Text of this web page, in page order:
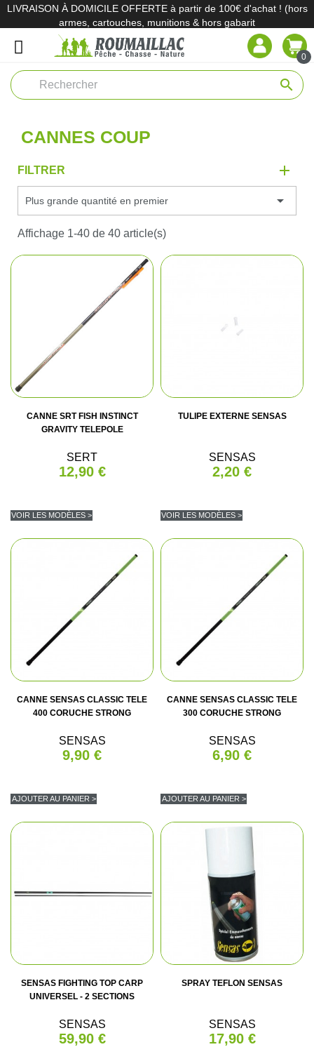
LIVRAISON À DOMICILE OFFERTE à partir de 100€ d'achat ! (hors
armes, cartouches, munitions & hors gabarit
0
search
CANNES COUP
FILTRER
Plus grande quantité en premier 
Affichage 1-40 de 40 article(s)
CANNE SRT FISH INSTINCT
GRAVITY TELEPOLE
SERT
12,90 €
VOIR LES MODÈLES >
TULIPE EXTERNE SENSAS
SENSAS
2,20 €
VOIR LES MODÈLES >
CANNE SENSAS CLASSIC TELE
400 CORUCHE STRONG
SENSAS
9,90 €
AJOUTER AU PANIER >
CANNE SENSAS CLASSIC TELE
300 CORUCHE STRONG
SENSAS
6,90 €
AJOUTER AU PANIER >
SENSAS FIGHTING TOP CARP
UNIVERSEL - 2 SECTIONS
SENSAS
59,90 €
SPRAY TEFLON SENSAS
SENSAS
17,90 €